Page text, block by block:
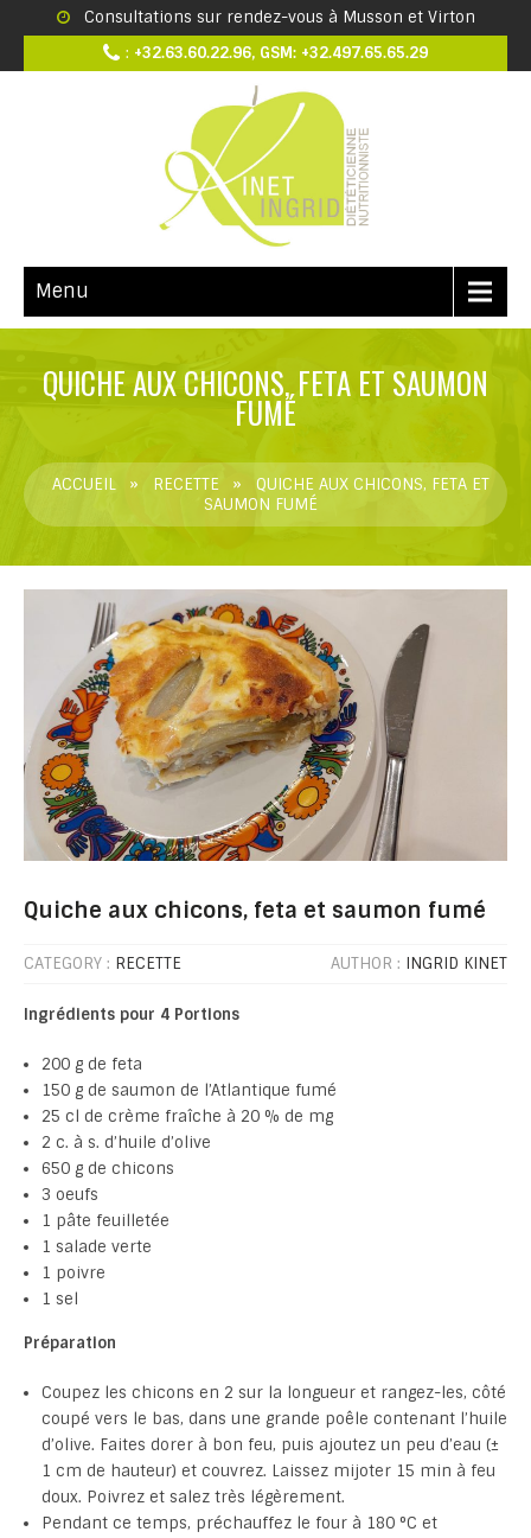
Consultations sur rendez-vous à Musson et Virton
: +32.63.60.22.96, GSM: +32.497.65.65.29
Menu
QUICHE AUX CHICONS, FETA ET SAUMON
FUMÉ
ACCUEIL » RECETTE »
QUICHE AUX CHICONS, FETA ET
SAUMON FUMÉ
Quiche aux chicons, feta et saumon fumé
CATEGORY : RECETTE AUTHOR : INGRID KINET
Ingrédients pour 4 Portions
200 g de feta
150 g de saumon de l’Atlantique fumé
25 cl de crème fraîche à 20 % de mg
2 c. à s. d’huile d’olive
650 g de chicons
3 oeufs
1 pâte feuilletée
1 salade verte
1 poivre
1 sel
Préparation
Coupez les chicons en 2 sur la longueur et rangez-les, côté
coupé vers le bas, dans une grande poêle contenant l’huile
d’olive. Faites dorer à bon feu, puis ajoutez un peu d’eau (±
1 cm de hauteur) et couvrez. Laissez mijoter 15 min à feu
doux. Poivrez et salez très légèrement.
Pendant ce temps, préchauffez le four à 180 °C et